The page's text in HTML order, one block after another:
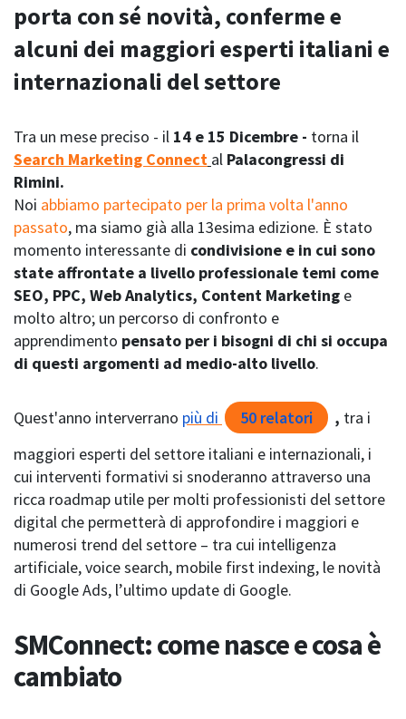
porta con sé novità, conferme e
alcuni dei maggiori esperti italiani e
internazionali del settore
Tra un mese preciso - il 14 e 15 Dicembre - torna il
Search Marketing Connect al Palacongressi di
Rimini.
Noi abbiamo partecipato per la prima volta l'anno
passato, ma siamo già alla 13esima edizione. È stato
momento interessante di condivisione e in cui sono
state affrontate a livello professionale temi come
SEO, PPC, Web Analytics, Content Marketing e
molto altro; un percorso di confronto e
apprendimento pensato per i bisogni di chi si occupa
di questi argomenti ad medio-alto livello.
Quest'anno interverrano più di 50 relatori , tra i
maggiori esperti del settore italiani e internazionali, i
cui interventi formativi si snoderanno attraverso una
ricca roadmap utile per molti professionisti del settore
digital che permetterà di approfondire i maggiori e
numerosi trend del settore – tra cui intelligenza
artificiale, voice search, mobile first indexing, le novità
di Google Ads, l’ultimo update di Google.
SMConnect: come nasce e cosa è
cambiato